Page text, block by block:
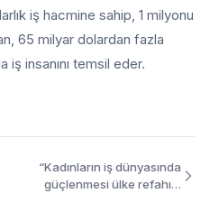
iş hacmine sahip, 1 milyonu
65 milyar dolardan fazla
iş insanını temsil eder.
“Kadınların iş dünyasında
güçlenmesi ülke refahını